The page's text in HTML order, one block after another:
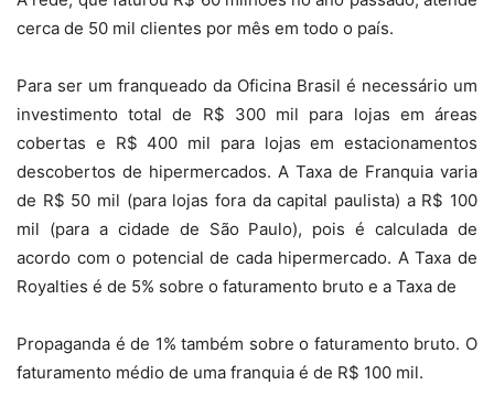
cerca de 50 mil clientes por mês em todo o país.
Para ser um franqueado da Oficina Brasil é necessário um
investimento total de R$ 300 mil para lojas em áreas
cobertas e R$ 400 mil para lojas em estacionamentos
descobertos de hipermercados. A Taxa de Franquia varia
de R$ 50 mil (para lojas fora da capital paulista) a R$ 100
mil (para a cidade de São Paulo), pois é calculada de
acordo com o potencial de cada hipermercado. A Taxa de
Royalties é de 5% sobre o faturamento bruto e a Taxa de
Propaganda é de 1% também sobre o faturamento bruto. O
faturamento médio de uma franquia é de R$ 100 mil.